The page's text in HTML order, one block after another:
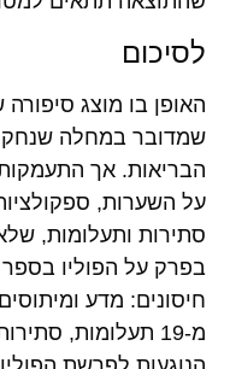
לסיכום
האופן בו מוצג
שמדובר במחלה
הבריאות. אך
על השערות,
סתירות ותעלומות,
בפרק על הפוליו
חיסונים: מדע
מ-19 תעלומות,